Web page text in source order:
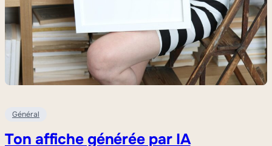
Général
Ton affiche générée par IA